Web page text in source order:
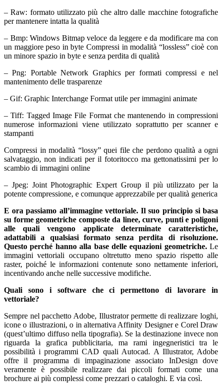
– Raw: formato utilizzato più che altro dalle macchine fotografiche
per mantenere intatta la qualità
– Bmp: Windows Bitmap veloce da leggere e da modificare ma con
un maggiore peso in byte Compressi in modalità “lossless” cioè con
un minore spazio in byte e senza perdita di qualità
– Png: Portable Network Graphics per formati compressi e nel
mantenimento delle trasparenze
– Gif: Graphic Interchange Format utile per immagini animate
– Tiff: Tagged Image File Format che mantenendo in compressioni
numerose informazioni viene utilizzato soprattutto per scanner e
stampanti
Compressi in modalità “lossy” quei file che perdono qualità a ogni
salvataggio, non indicati per il fotoritocco ma gettonatissimi per lo
scambio di immagini online
– Jpeg: Joint Photographic Expert Group il più utilizzato per la
potente compressione, e comunque apprezzabile per qualità generica
E ora passiamo all’immagine vettoriale. Il suo principio si basa
su forme geometriche composte da linee, curve, punti e poligoni
alle quali vengono applicate determinate caratteristiche,
adattabili a qualsiasi formato senza perdita di risoluzione.
Questo perché hanno alla base delle equazioni geometriche.Le
immagini vettoriali occupano oltretutto meno spazio rispetto alle
raster, poiché le informazioni contenute sono nettamente inferiori,
incentivando anche nelle successive modifiche.
Quali sono i software che ci permettono di lavorare in
vettoriale?
Sempre nel pacchetto Adobe, Illustrator permette di realizzare loghi,
icone o illustrazioni, o in alternativa Affinity Designer e Corel Draw
(quest’ultimo diffuso nella tipografia). Se la destinazione invece non
riguarda la grafica pubblicitaria, ma rami ingegneristici tra le
possibilità i programmi CAD quali Autocad. A Illustrator, Adobe
offre il programma di impaginazione associato InDesign dove
veramente è possibile realizzare dai piccoli formati come una
brochure ai più complessi come prezzari o cataloghi. E via così.